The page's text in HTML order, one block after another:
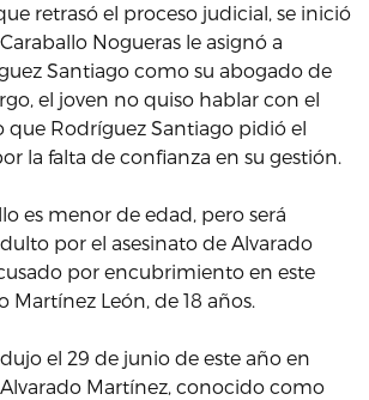
retrasó el proceso judicial, se inició
Nogueras le asignó a
Santiago como su abogado de
el joven no quiso hablar con el
que Rodríguez Santiago pidió el
la falta de confianza en su gestión.
es menor de edad, pero será
por el asesinato de Alvarado
por encubrimiento en este
Martínez León, de 18 años.
el 29 de junio de este año en
Martínez, conocido como